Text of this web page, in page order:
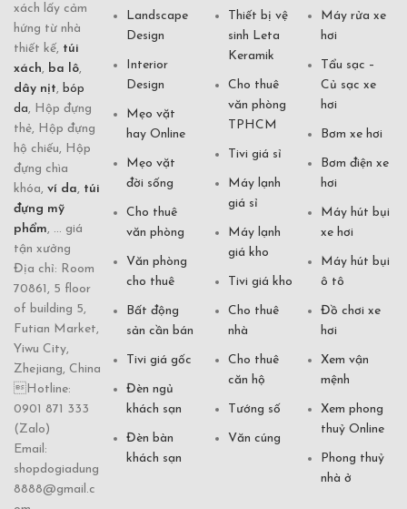
xách lấy cảm
hứng từ nhà
thiết kế, túi
xách, ba lô,
dây nịt, bóp
da, Hộp đựng
thẻ, Hộp đựng
hộ chiếu, Hộp
đựng chìa
khóa, ví da, túi
đựng mỹ
phẩm, ... giá
tận xưởng
Địa chỉ: Room
70861, 5 floor
of building 5,
Futian Market,
Yiwu City,
Zhejiang, China
Hotline:
0901 871 333
(Zalo)
Email:
shopdogiadung
8888@gmail.c
Landscape
Design
Interior
Design
Mẹo vặt
hay Online
Mẹo vặt
đời sống
Cho thuê
văn phòng
Văn phòng
cho thuê
Bất động
sản cần bán
Tivi giá gốc
Đèn ngủ
khách sạn
Đèn bàn
khách sạn
Thiết bị vệ
sinh Leta
Keramik
Cho thuê
văn phòng
TPHCM
Tivi giá sỉ
Máy lạnh
giá sỉ
Máy lạnh
giá kho
Tivi giá kho
Cho thuê
nhà
Cho thuê
căn hộ
Tướng số
Văn cúng
Máy rửa xe
hơi
Tẩu sạc –
Củ sạc xe
hơi
Bơm xe hơi
Bơm điện xe
hơi
Máy hút bụi
xe hơi
Máy hút bụi
ô tô
Đồ chơi xe
hơi
Xem vận
mệnh
Xem phong
thuỷ Online
Phong thuỷ
nhà ở